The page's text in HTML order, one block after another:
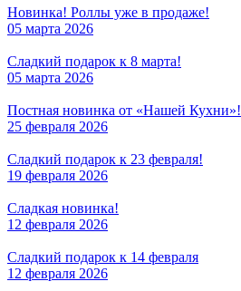
Новинка! Роллы уже в продаже!
05 марта 2026
Сладкий подарок к 8 марта!
05 марта 2026
Постная новинка от «Нашей Кухни»!
25 февраля 2026
Сладкий подарок к 23 февраля!
19 февраля 2026
Сладкая новинка!
12 февраля 2026
Сладкий подарок к 14 февраля
12 февраля 2026